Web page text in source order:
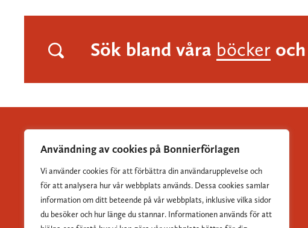
Användning av cookies på Bonnierförlagen
Vi använder cookies för att förbättra din användarupplevelse och
för att analysera hur vår webbplats används. Dessa cookies samlar
information om ditt beteende på vår webbplats, inklusive vilka sidor
du besöker och hur länge du stannar. Informationen används för att
Sök bland våra böcker och
Albert Bonniers Förlag grundades 1837 och är Sveriges
största skönlitterära förlag.